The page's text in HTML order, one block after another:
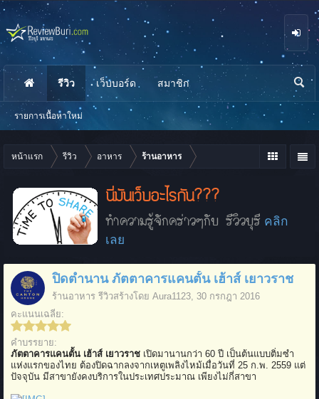
หน้าแรก รีวิว อาหาร ร้านอาหาร
นี่มันเว็บอะไรกัน???
ทำความรู้จักคร่าวๆกับ รีวิวบุรี คลิก
เลย
ปิดตำนาน ภัตตาคารแคนตั้น เฮ้าส์ เยาวราช
ร้านอาหาร รีวิวสร้างโดย Aura1123, 30 กรกฎา 2016
คะแนนเฉลี่ย:
คำบรรยาย:
ภัตตาคารแคนตั้น เฮ้าส์ เยาวราช เปิดมานานกว่า 60 ปี เป็นต้นแบบติ่มซำ
แห่งแรกของไทย ต้องปิดฉากลงจากเหตูเพลิงไหม้เมื่อวันที่ 25 ก.พ. 2559 แต่
ปัจจุบัน มีสาขายังคงบริการในประเทศประมาณ เพียงไม่กี่สาขา
รีวิว
รายการเนื้อหาใหม่
เว็บบอร์ด สมาชิก
นห
า